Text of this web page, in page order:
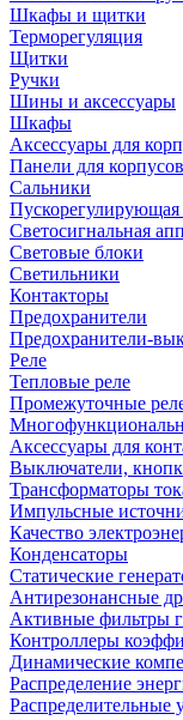
Шкафы и щитки
Терморегуляция
Щитки
Ручки
Шины и аксессуары
Шкафы
Аксессуары для
Панели для корпусов
Сальники
Пускорегулирующая
Светосигнальная
Световые блоки
Светильники
Контакторы
Предохранители
Предохранители-
Реле
Тепловые реле
Промежуточные
Аксессуары для
Выключатели,
Трансформаторы
Импульсные
Качество
Конденсаторы
Статические
Антирезонансные
Активные фильтры
Контроллеры
Динамические
Распределение
Распределительные